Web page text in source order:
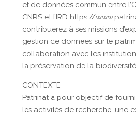
et de données commun entre
CNRS et l’IRD https://
contribuerez à ses missions
gestion de données sur le
collaboration avec les
la préservation de la
CONTEXTE
Patrinat a pour objectif de
les activités de recherche, une